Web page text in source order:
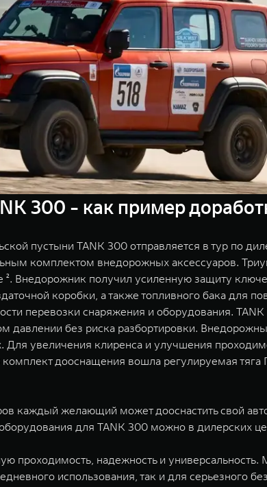
300 - как пример
пустыни TANK 300 отправляется в тур по
комплектом внедорожных аксессуаров.
Внедорожник получил усиленную защиту
коробки, а также топливного бака для
перевозки снаряжения и оборудования.
без риска разбортировки.
увеличения клиренса и улучшения
дооснащения вошла регулируемая тяга
каждый желающий может дооснастить свой
для TANK 300 можно в дилерских
проходимость, надежность и
использования, так и для серьезного